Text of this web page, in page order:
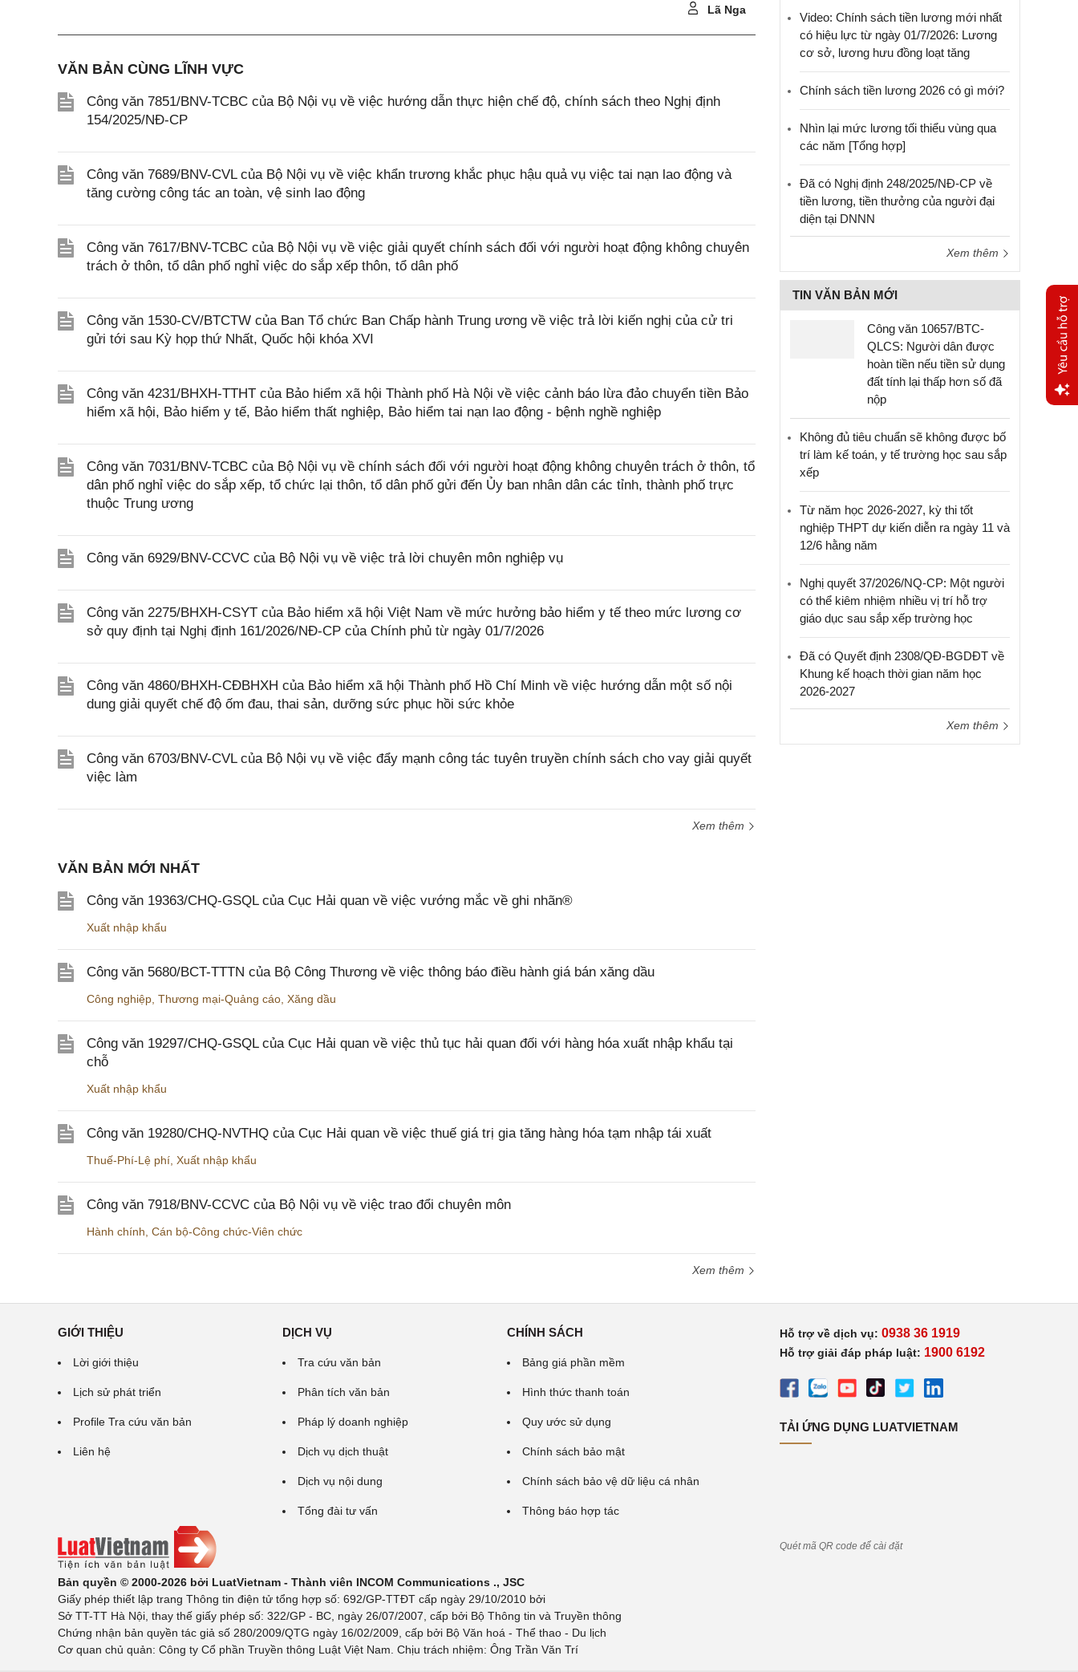
Lã Nga
VĂN BẢN CÙNG LĨNH VỰC
Công văn 7851/BNV-TCBC của Bộ Nội vụ về việc hướng dẫn thực hiện chế độ, chính sách theo Nghị định
154/2025/NĐ-CP
Công văn 7689/BNV-CVL của Bộ Nội vụ về việc khẩn trương khắc phục hậu quả vụ việc tai nạn lao động và
tăng cường công tác an toàn, vệ sinh lao động
Công văn 7617/BNV-TCBC của Bộ Nội vụ về việc giải quyết chính sách đối với người hoạt động không chuyên
trách ở thôn, tổ dân phố nghỉ việc do sắp xếp thôn, tổ dân phố
Công văn 1530-CV/BTCTW của Ban Tổ chức Ban Chấp hành Trung ương về việc trả lời kiến nghị của cử tri
gửi tới sau Kỳ họp thứ Nhất, Quốc hội khóa XVI
Công văn 4231/BHXH-TTHT của Bảo hiểm xã hội Thành phố Hà Nội về việc cảnh báo lừa đảo chuyển tiền Bảo
hiểm xã hội, Bảo hiểm y tế, Bảo hiểm thất nghiệp, Bảo hiểm tai nạn lao động - bệnh nghề nghiệp
Công văn 7031/BNV-TCBC của Bộ Nội vụ về chính sách đối với người hoạt động không chuyên trách ở thôn, tổ
dân phố nghỉ việc do sắp xếp, tổ chức lại thôn, tổ dân phố gửi đến Ủy ban nhân dân các tỉnh, thành phố trực
thuộc Trung ương
Công văn 6929/BNV-CCVC của Bộ Nội vụ về việc trả lời chuyên môn nghiệp vụ
Công văn 2275/BHXH-CSYT của Bảo hiểm xã hội Việt Nam về mức hưởng bảo hiểm y tế theo mức lương cơ
sở quy định tại Nghị định 161/2026/NĐ-CP của Chính phủ từ ngày 01/7/2026
Công văn 4860/BHXH-CĐBHXH của Bảo hiểm xã hội Thành phố Hồ Chí Minh về việc hướng dẫn một số nội
dung giải quyết chế độ ốm đau, thai sản, dưỡng sức phục hồi sức khỏe
Công văn 6703/BNV-CVL của Bộ Nội vụ về việc đẩy mạnh công tác tuyên truyền chính sách cho vay giải quyết
việc làm
Xem thêm
VĂN BẢN MỚI NHẤT
Công văn 19363/CHQ-GSQL của Cục Hải quan về việc vướng mắc về ghi nhãn®
Xuất nhập khẩu
Công văn 5680/BCT-TTTN của Bộ Công Thương về việc thông báo điều hành giá bán xăng dầu
Công nghiệp Thương mại-Quảng cáo Xăng dầu
Công văn 19297/CHQ-GSQL của Cục Hải quan về việc thủ tục hải quan đối với hàng hóa xuất nhập khẩu tại
chỗ
Xuất nhập khẩu
Công văn 19280/CHQ-NVTHQ của Cục Hải quan về việc thuế giá trị gia tăng hàng hóa tạm nhập tái xuất
Thuế-Phí-Lệ phí Xuất nhập khẩu
Công văn 7918/BNV-CCVC của Bộ Nội vụ về việc trao đổi chuyên môn
Hành chính Cán bộ-Công chức-Viên chức
Xem thêm
Video: Chính sách tiền lương mới nhất
có hiệu lực từ ngày 01/7/2026: Lương
cơ sở, lương hưu đồng loạt tăng
Chính sách tiền lương 2026 có gì mới?
Nhìn lại mức lương tối thiểu vùng qua
các năm [Tổng hợp]
Đã có Nghị định 248/2025/NĐ-CP về
tiền lương, tiền thưởng của người đại
diện tại DNNN
Xem thêm
TIN VĂN BẢN MỚI
Công văn 10657/BTC-
QLCS: Người dân được
hoàn tiền nếu tiền sử dụng
đất tính lại thấp hơn số đã
nộp
Không đủ tiêu chuẩn sẽ không được bố
trí làm kế toán, y tế trường học sau sắp
xếp
Từ năm học 2026-2027, kỳ thi tốt
nghiệp THPT dự kiến diễn ra ngày 11 và
12/6 hằng năm
Nghị quyết 37/2026/NQ-CP: Một người
có thể kiêm nhiệm nhiều vị trí hỗ trợ
giáo dục sau sắp xếp trường học
Đã có Quyết định 2308/QĐ-BGDĐT về
Khung kế hoạch thời gian năm học
2026-2027
Xem thêm
GIỚI THIỆU
Lời giới thiệu
Lịch sử phát triển
Profile Tra cứu văn bản
Liên hệ
DỊCH VỤ
Tra cứu văn bản
Phân tích văn bản
Pháp lý doanh nghiệp
Dịch vụ dịch thuật
Dịch vụ nội dung
Tổng đài tư vấn
CHÍNH SÁCH
Bảng giá phần mềm
Hình thức thanh toán
Quy ước sử dụng
Chính sách bảo mật
Chính sách bảo vệ dữ liệu cá nhân
Thông báo hợp tác
Bản quyền © 2000-2026 bởi LuatVietnam - Thành viên INCOM Communications ., JSC
Giấy phép thiết lập trang Thông tin điện tử tổng hợp số: 692/GP-TTĐT cấp ngày 29/10/2010 bởi
Sở TT-TT Hà Nội, thay thế giấy phép số: 322/GP - BC, ngày 26/07/2007, cấp bởi Bộ Thông tin và Truyền thông
Chứng nhận bản quyền tác giả số 280/2009/QTG ngày 16/02/2009, cấp bởi Bộ Văn hoá - Thể thao - Du lịch
Cơ quan chủ quản: Công ty Cổ phần Truyền thông Luật Việt Nam. Chịu trách nhiệm: Ông Trần Văn Trí
Hỗ trợ về dịch vụ: 0938 36 1919
Hỗ trợ giải đáp pháp luật: 1900 6192
TẢI ỨNG DỤNG LUATVIETNAM
Quét mã QR code để cài đặt